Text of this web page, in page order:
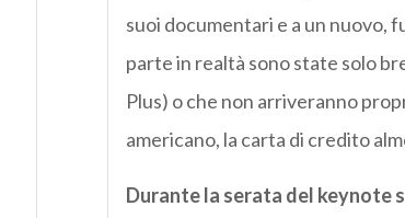
suoi documentari e a un nuovo,
parte in realtà sono state solo
Plus) o che non arriveranno
americano, la carta di credito
Durante la serata del keynote